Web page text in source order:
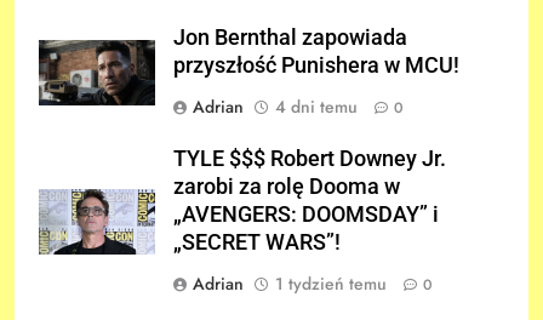
Jon Bernthal zapowiada
przyszłość Punishera w MCU!
Adrian
4 dni temu 0
TYLE $$$ Robert Downey Jr.
zarobi za rolę Dooma w
„AVENGERS: DOOMSDAY” i
„SECRET WARS”!
Adrian
1 tydzień temu 0